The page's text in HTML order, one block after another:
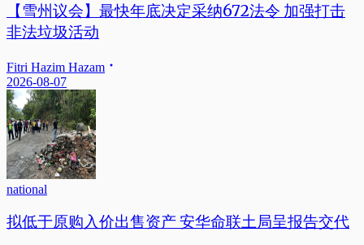
【雪州议会】最快年底决定采纳672法令 加强打击
非法垃圾活动
Fitri Hazim Hazam
2026-08-07
national
拟低于原购入价出售资产 安华命联土局呈报告交代